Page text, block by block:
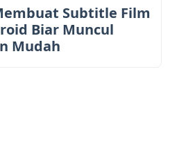
Subtitle Film
Biar Muncul
Mudah